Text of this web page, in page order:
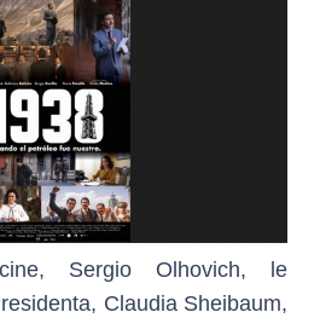
Sergio Olhovich, le
Claudia Sheibaum,